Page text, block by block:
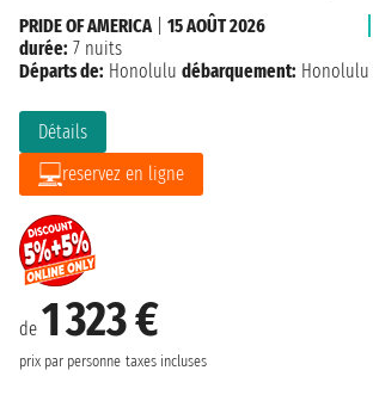
de 1 323 €
prix par personne taxes incluses
Détails
reservez en ligne
PRIDE OF AMERICA
15 AOÛT 2026
durée: 7 nuits
Départs de: Honolulu débarquement: Honolulu